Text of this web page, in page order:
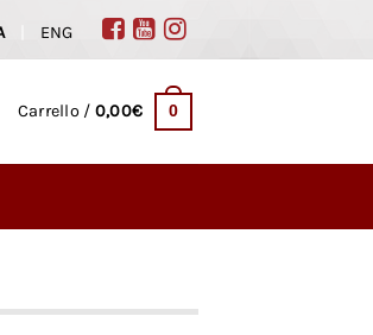
ENG
Carrello / 0,00€ 0